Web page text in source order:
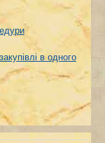
в одного